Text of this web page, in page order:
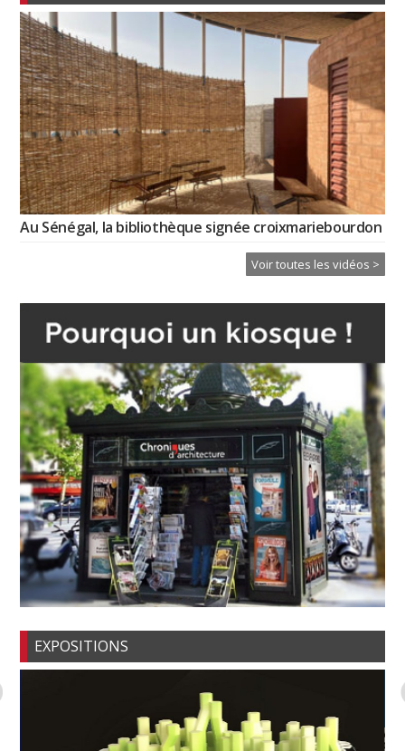
Au Sénégal, la bibliothèque signée croixmariebourdon
Voir toutes les vidéos >
EXPOSITIONS